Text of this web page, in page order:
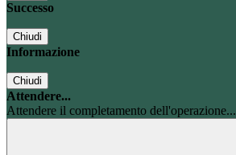
Successo
Chiudi
Informazione
Chiudi
Attendere...
Attendere il completamento dell'operazione...